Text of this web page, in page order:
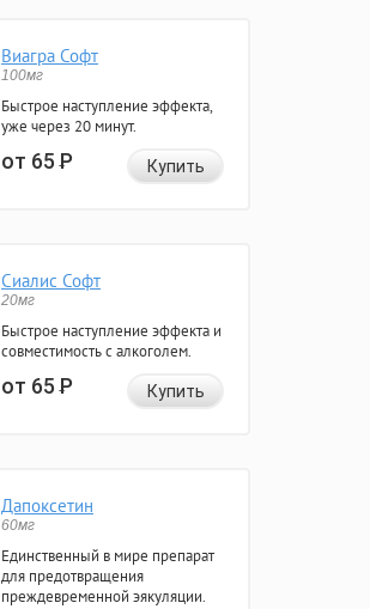
Виагра Софт
100мг
Быстрое наступление эффекта,
уже через 20 минут.
от 65Р Купить
Сиалис Софт
20мг
Быстрое наступление эффекта и
совместимость с алкоголем.
от 65Р Купить
Дапоксетин
60мг
Единственный в мире препарат
для предотвращения
преждевременной эякуляции.